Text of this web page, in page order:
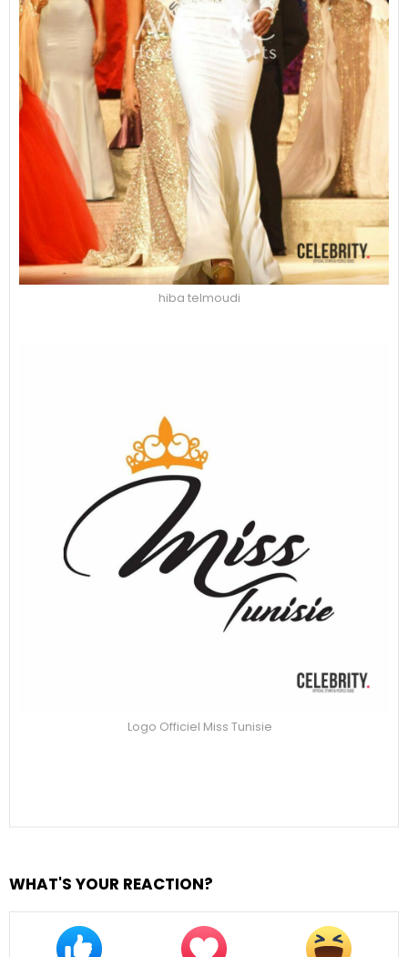
hiba telmoudi
Logo Officiel Miss Tunisie
WHAT'S YOUR REACTION?